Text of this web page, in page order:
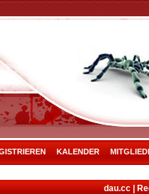
KALENDER
dau.cc |